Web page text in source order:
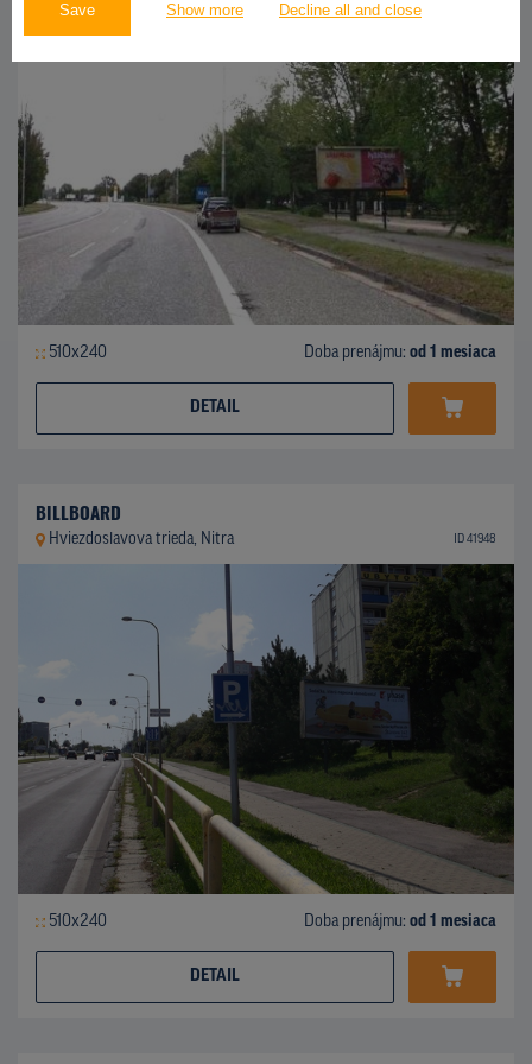
Save Show more Decline all and close
510x240 Doba prenájmu: od 1 mesiaca
DETAIL
BILLBOARD
Hviezdoslavova trieda, Nitra ID 41948
510x240 Doba prenájmu: od 1 mesiaca
DETAIL